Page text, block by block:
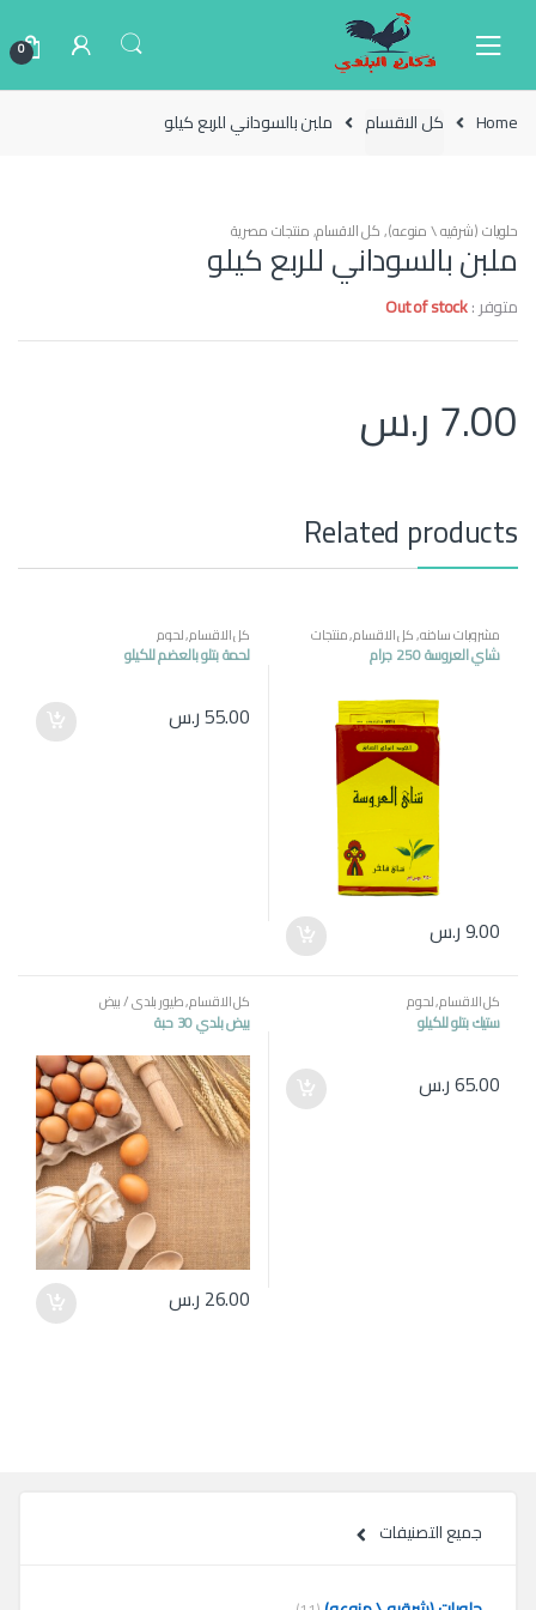
0
Home كل الاقسام ملبن بالسوداني للربع كيلو
حلويات (شرقيه \ منوعه),كل الاقسام,منتجات مصرية
ملبن بالسوداني للربع كيلو
متوفر :Out of stock
7.00ر.س
Related products
مشروبات ساخنه,كل الاقسام,منتجات
مصرية
شاي العروسة 250 جرام
9.00ر.س
كل الاقسام,لحوم
لحمة بتلو بالعضم للكيلو
55.00ر.س
كل الاقسام,لحوم
ستيك بتلو للكيلو
65.00ر.س
كل الاقسام,طيور بلدي / بيض
بيض بلدي 30 حبة
26.00 ر.س
جميع التصنيفات